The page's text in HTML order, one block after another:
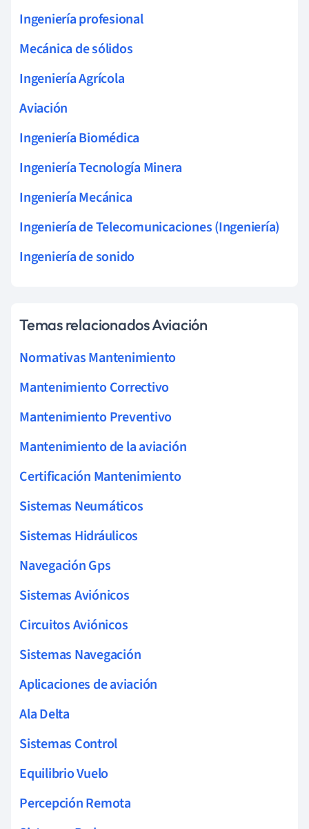
Ingeniería profesional
Mecánica de sólidos
Ingeniería Agrícola
Aviación
Ingeniería Biomédica
Ingeniería Tecnología Minera
Ingeniería Mecánica
Ingeniería de Telecomunicaciones (Ingeniería)
Ingeniería de sonido
Temas relacionados Aviación
Normativas Mantenimiento
Mantenimiento Correctivo
Mantenimiento Preventivo
Mantenimiento de la aviación
Certificación Mantenimiento
Sistemas Neumáticos
Sistemas Hidráulicos
Navegación Gps
Sistemas Aviónicos
Circuitos Aviónicos
Sistemas Navegación
Aplicaciones de aviación
Ala Delta
Sistemas Control
Equilibrio Vuelo
Percepción Remota